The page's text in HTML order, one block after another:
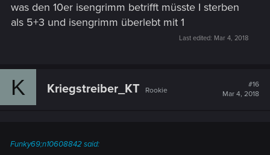
was den 10er isengrimm betrifft müsste I sterben
als 5+3 und isengrimm überlebt mit 1
Last edited: Mar 4, 2018
K Kriegstreiber_KT Rookie
#16
Mar 4, 2018
Funky69;n10608842 said: